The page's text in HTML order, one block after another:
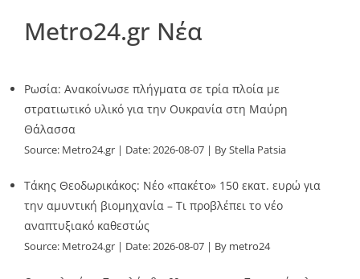
Metro24.gr Νέα
Ρωσία: Ανακοίνωσε πλήγματα σε τρία πλοία με
στρατιωτικό υλικό για την Ουκρανία στη Μαύρη
Θάλασσα
Source: Metro24.gr Date: 2026-08-07 By Stella Patsia
Τάκης Θεοδωρικάκος: Νέο «πακέτο» 150 εκατ. ευρώ για
την αμυντική βιομηχανία – Τι προβλέπει το νέο
αναπτυξιακό καθεστώς
Source: Metro24.gr Date: 2026-08-07 By metro24